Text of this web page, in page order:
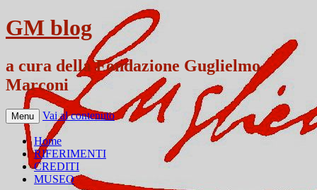
GM blog
a cura della Fondazione Guglielmo
Marconi
Menu Vai al contenuto
Home
RIFERIMENTI
CREDITI
MUSEO